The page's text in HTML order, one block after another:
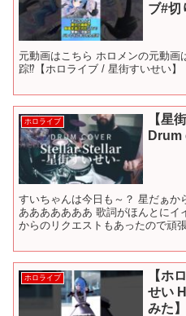
ブ#切
元動画はこちら ホロメンの元動画
踪⁉【ホロライブ / 星街すいせい】
ホロライブ
【星
Drum
すいちゃんは今日も～？ 星だぁか
あああああああ 歌詞がほんとに
からのリクエストもあったので頑
ホロライブ
【ホ
せい
みた